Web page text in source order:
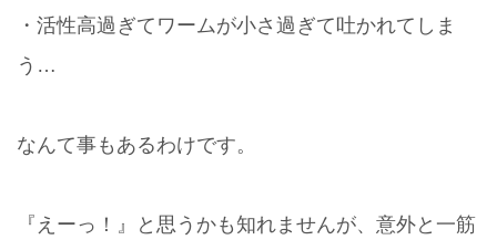
・活性高過ぎてワームが小さ過ぎて吐かれてしま
う…
なんて事もあるわけです。
『えーっ！』と思うかも知れませんが、意外と一筋